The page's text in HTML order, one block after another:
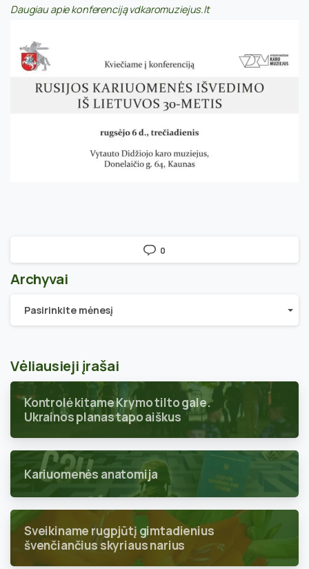
Daugiau apie konferenciją vdkaromuziejus.lt
0
Archyvai
Archyvai
Pasirinkite mėnesį
Vėliausieji įrašai
Kontrolė kitame Krymo tilto gale.
Ukrainos planas tapo aiškus
Kariuomenės anatomija
Sveikiname rugpjūtį gimtadienius
švenčiančius skyriaus narius